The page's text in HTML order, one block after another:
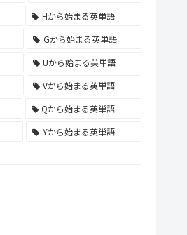
Hから始まる英単語
Gから始まる英単語
Uから始まる英単語
Vから始まる英単語
Qから始まる英単語
Yから始まる英単語